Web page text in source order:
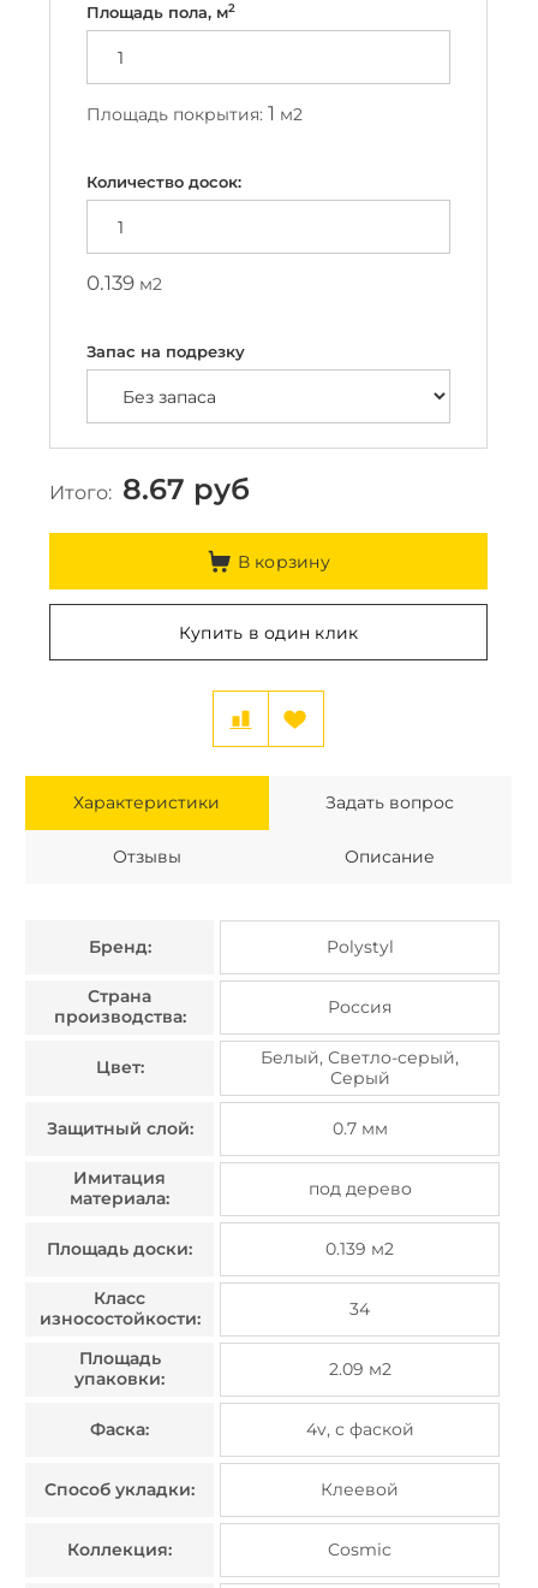
Площадь пола, м2
Площадь покрытия:1 м2
Количество досок:
0.139 м2
Запас на подрезку
Итого: 8.67 руб
В корзину
Купить в один клик
Характеристики Задать вопрос
Отзывы Описание
Бренд: Polystyl
Страна
производства:
Россия
Цвет:
Белый, Светло-серый,
Серый
Защитный слой: 0.7 мм
Имитация
материала:
под дерево
Площадь доски: 0.139 м2
Класс
износостойкости:
34
Площадь
упаковки:
2.09 м2
Фаска: 4v, с фаской
Способ укладки: Клеевой
Коллекция: Cosmic